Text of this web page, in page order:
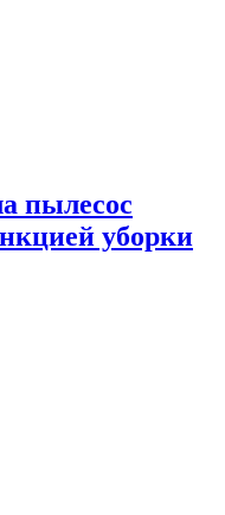
пылесос
уборки